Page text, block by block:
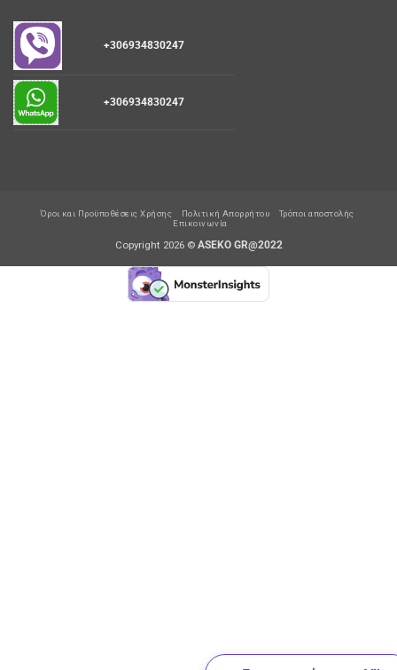
+306934830247
+306934830247
Όροι και Προϋποθέσεις Χρήσης Πολιτική Απορρήτου
Τρόποι αποστολής
Επικοινωνία
Copyright 2026 © ASEKO GR@2022